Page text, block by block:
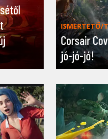
ISMERTETŐ/
Corsair
jó-jó-jó!